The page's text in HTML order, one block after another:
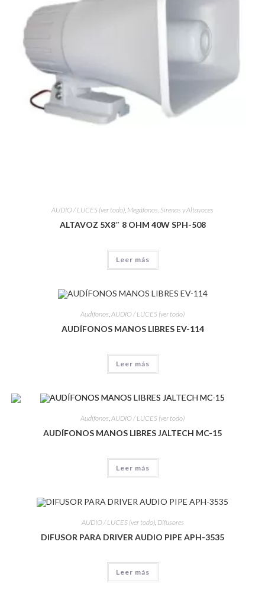
AUDIO / LUCES (ver todo), Megáfonos, Sirenas y Altavoces
ALTAVOZ 5X8″ 8 OHM 40W SPH-508
Leer más
Audífonos,AUDIO / LUCES (ver todo)
AUDÍFONOS MANOS LIBRES EV-114
Leer más
Audífonos,AUDIO / LUCES (ver todo)
AUDÍFONOS MANOS LIBRES JALTECH MC-15
Leer más
AUDIO / LUCES (ver todo), Difusores
DIFUSOR PARA DRIVER AUDIO PIPE APH-3535
Leer más